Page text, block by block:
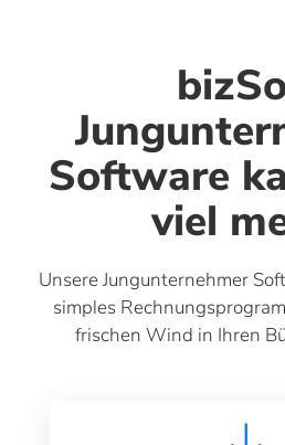
Software
viel
Unsere Jungunternehmer
simples
frischen Wind in Ihren